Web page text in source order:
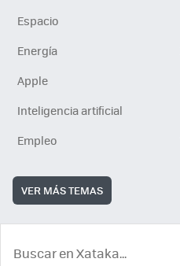
Espacio
Energía
Apple
Inteligencia artificial
Empleo
VER MÁS TEMAS